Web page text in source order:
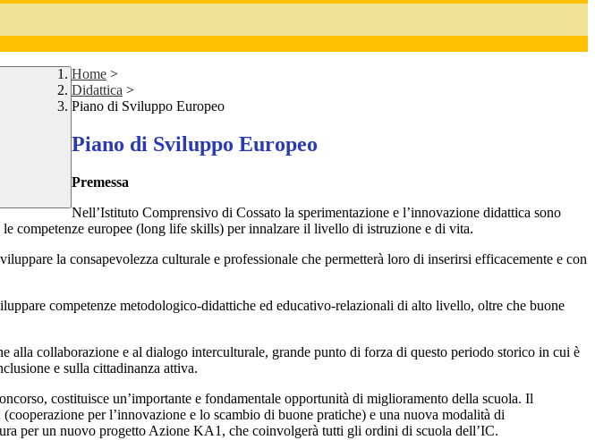
Home >
Didattica >
Piano di Sviluppo Europeo
Piano di Sviluppo Europeo
Premessa
Nell’Istituto Comprensivo di Cossato la sperimentazione e l’innovazione didattica sono
competenze europee (long life skills) per innalzare il livello di istruzione e di vita.
la consapevolezza culturale e professionale che permetterà loro di inserirsi efficacemente e con
competenze metodologico-didattiche ed educativo-relazionali di alto livello, oltre che buone
collaborazione e al dialogo interculturale, grande punto di forza di questo periodo storico in cui è
e sulla cittadinanza attiva.
costituisce un’importante e fondamentale opportunità di miglioramento della scuola. Il
per l’innovazione e lo scambio di buone pratiche) e una nuova modalità di
per un nuovo progetto Azione KA1, che coinvolgerà tutti gli ordini di scuola dell’IC.